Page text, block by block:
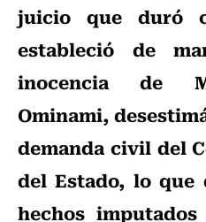
juicio que duró
estableció de
inocencia de
Ominami,
demanda civil del
del Estado, lo que
hechos